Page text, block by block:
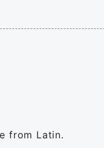
from Latin.